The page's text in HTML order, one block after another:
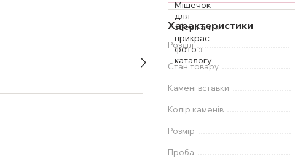
Характеристики
Розділ
Стан товару
Камені вставки
Колір каменів
Розмір
Проба